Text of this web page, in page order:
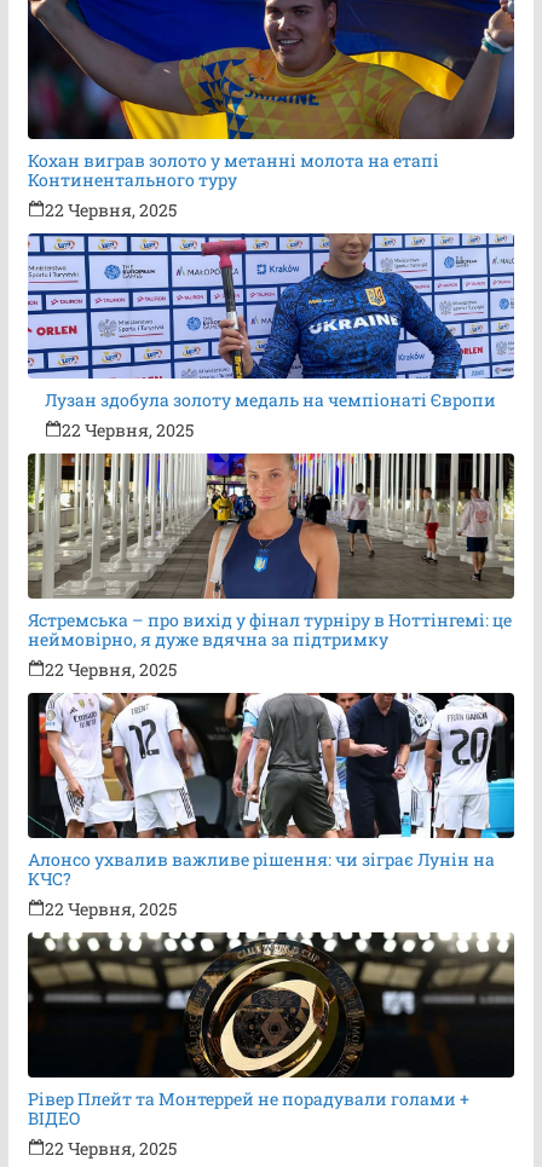
Кохан виграв золото у метанні молота на етапі
Континентального туру
22 Червня, 2025
Лузан здобула золоту медаль на чемпіонаті Європи
22 Червня, 2025
Ястремська – про вихід у фінал турніру в Ноттінгемі: це
неймовірно, я дуже вдячна за підтримку
22 Червня, 2025
Алонсо ухвалив важливе рішення: чи зіграє Лунін на
КЧС?
22 Червня, 2025
Рівер Плейт та Монтеррей не порадували голами +
ВІДЕО
22 Червня, 2025